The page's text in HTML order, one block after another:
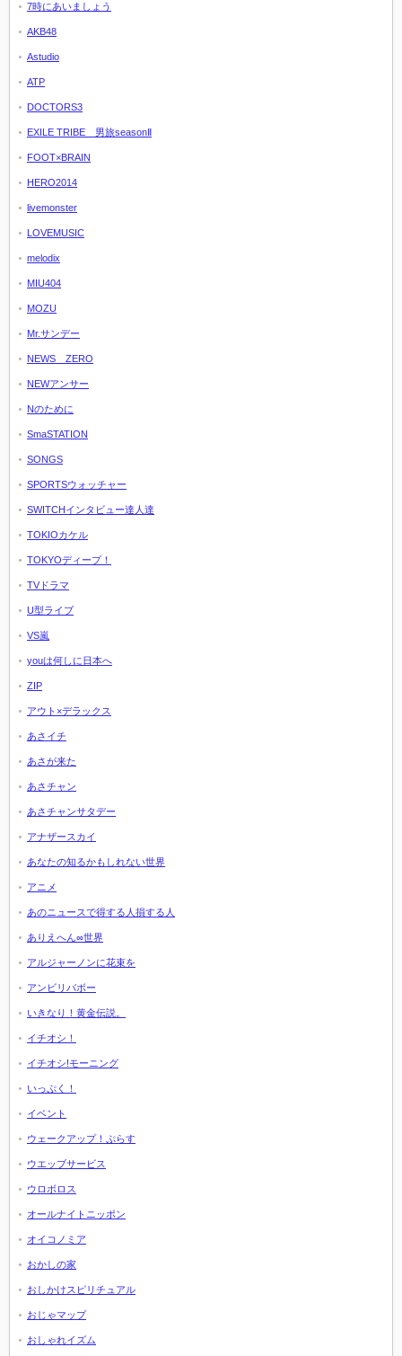
7時にあいましょう
AKB48
Astudio
ATP
DOCTORS3
EXILE TRIBE 男旅seasonⅡ
FOOT×BRAIN
HERO2014
livemonster
LOVEMUSIC
melodix
MIU404
MOZU
Mr.サンデー
NEWS ZERO
NEWアンサー
Nのために
SmaSTATION
SONGS
SPORTSウォッチャー
SWITCHインタビュー達人達
TOKIOカケル
TOKYOディープ！
TVドラマ
U型ライブ
VS嵐
youは何しに日本へ
ZIP
アウト×デラックス
あさイチ
あさが来た
あさチャン
あさチャンサタデー
アナザースカイ
あなたの知るかもしれない世界
アニメ
あのニュースで得する人損する人
ありえへん∞世界
アルジャーノンに花束を
アンビリバボー
いきなり！黄金伝説。
イチオシ！
イチオシ!モーニング
いっぷく！
イベント
ウェークアップ！ぷらす
ウエッブサービス
ウロボロス
オールナイトニッポン
オイコノミア
おかしの家
おしかけスピリチュアル
おじゃマップ
おしゃれイズム